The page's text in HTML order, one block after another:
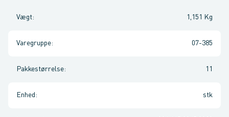
Vægt: 1,151 Kg
Varegruppe: 07-385
Pakkestørrelse: 11
Enhed : stk